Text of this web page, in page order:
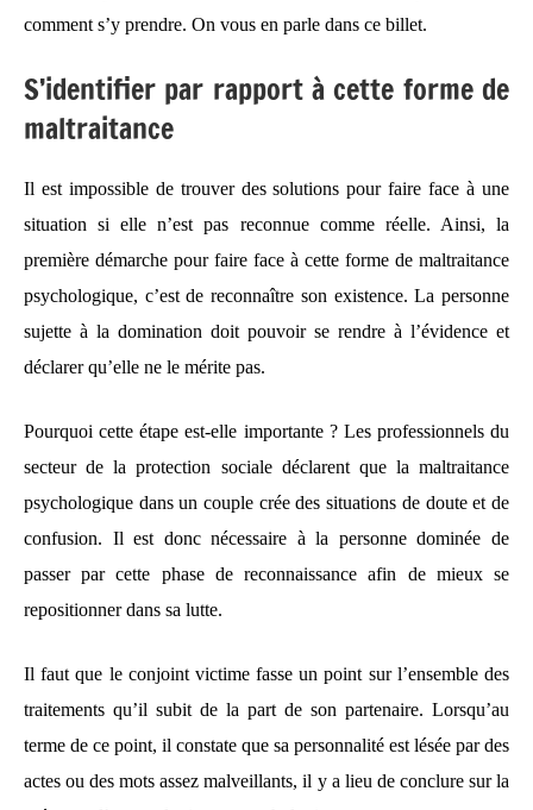
comment s’y prendre. On vous en parle dans ce billet.
S’identifier par rapport à cette forme de
maltraitance
Il est impossible de trouver des solutions pour faire face à une
situation si elle n’est pas reconnue comme réelle. Ainsi, la
première démarche pour faire face à cette forme de maltraitance
psychologique, c’est de reconnaître son existence. La personne
sujette à la domination doit pouvoir se rendre à l’évidence et
déclarer qu’elle ne le mérite pas.
Pourquoi cette étape est-elle importante ? Les professionnels du
secteur de la protection sociale déclarent que la maltraitance
psychologique dans un couple crée des situations de doute et de
confusion. Il est donc nécessaire à la personne dominée de
passer par cette phase de reconnaissance afin de mieux se
repositionner dans sa lutte.
Il faut que le conjoint victime fasse un point sur l’ensemble des
traitements qu’il subit de la part de son partenaire. Lorsqu’au
terme de ce point, il constate que sa personnalité est lésée par des
actes ou des mots assez malveillants, il y a lieu de conclure sur la